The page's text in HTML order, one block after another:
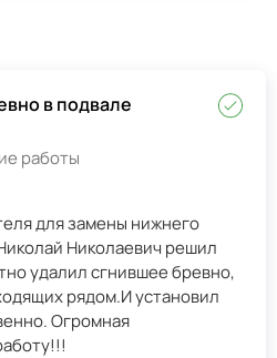
в подвале
работы
для замены нижнего
удалил сгнившее бревно,
рядом.И установил
Огромная